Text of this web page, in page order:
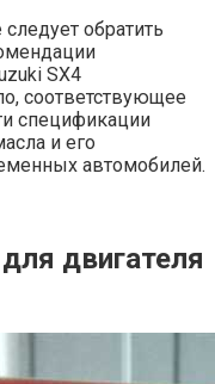
обратить
SX4
соответствующее
спецификации
и его
автомобилей.
двигателя